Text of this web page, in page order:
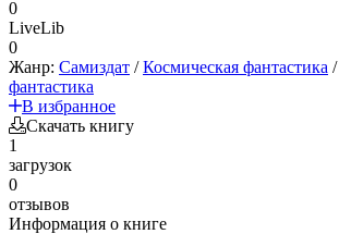
0
LiveLib
0
Жанр: Самиздат /Космическая фантастика /
фантастика
В избранное
Скачать книгу
1
загрузок
0
отзывов
Информация о книге